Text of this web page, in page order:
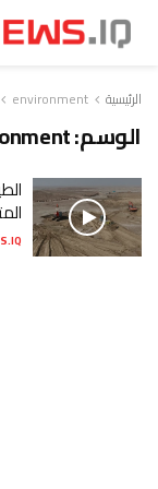
الرئيسية environment
الوسم: